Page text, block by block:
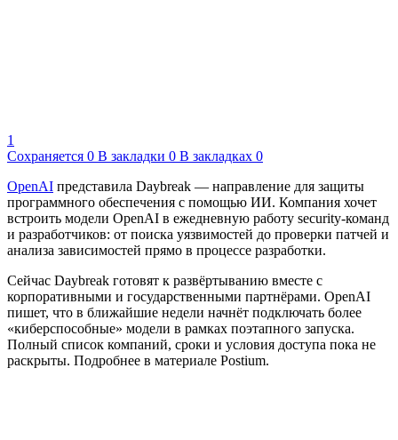
1
Сохраняется 0 В закладки 0 В закладках 0
OpenAI представила Daybreak — направление для защиты
программного обеспечения с помощью ИИ. Компания хочет
встроить модели OpenAI в ежедневную работу security-команд
и разработчиков: от поиска уязвимостей до проверки патчей и
анализа зависимостей прямо в процессе разработки.
Сейчас Daybreak готовят к развёртыванию вместе с
корпоративными и государственными партнёрами. OpenAI
пишет, что в ближайшие недели начнёт подключать более
«киберспособные» модели в рамках поэтапного запуска.
Полный список компаний, сроки и условия доступа пока не
раскрыты. Подробнее в материале Postium.